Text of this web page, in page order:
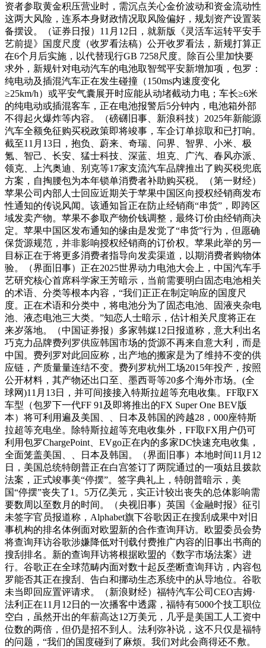
资者参取黄金积压营业时，需沉点关心金价波动和资金流动性
这两大风险，连系本身财政情况取风险偏好，规划资产设置装
备摆设。（证券日报）11月12日，就新版《灵活车运转平安手
艺前提》国度尺度（收罗看法稿）公开收罗看法，新规打算正
在6个月后实施，以代替现行GB 7258尺度。除百公里加快要
求外，新规针对电动汽车的电池取智驾平安新增加项，包罗：
纯电动及插混汽车正在发生碰撞（150ms内速度变化
≥25km/h）或平安气囊展开时应能从动堵截动力电；车长≥6米
的纯电动或插混客车，正在电池报警后5分钟内，电池箱外部
不得起火爆炸等内容。（磅礴旧事、新浪科技）2025年新能源
汽车全额免征购买税政策即将竣事，车企订单掠取和已打响。
截至11月13日，抱负、蔚来、奇瑞、问界、智界、小米、极
氪、智己、长安、猛士科技、深蓝、坦克、广汽、春风亦派、
领克、上汽奥迪、别克等17家支流汽车品牌推出了购买税兜底
方案，自掏腰包为本年锁单消费者补助购买税。（第一财经）
苹果公司内部人士回应近期关于苹果中国区向授权经销商发布
性通知的传说风闻。该通知旨正在防止经销商“串货”，即跨区
域发卖产物。苹果不参取产物价钱调整，最终订价由经销商决
定。苹果中国区发布通知的缘由是发觉了“串货”行为，但愿确
保货源规范，并非影响授权经销商的订价权。苹果此举的另一
目标正在于将更多消费者指导向发卖渠道，以期消费者购物体
验。（界面旧事）正在2025世界动力电池大会上，中国汽车手
艺研究核心首席科学家王芳暗示，当前需要明白固态电池相关
的术语、分类等根本内容，“我们正正在制定响应的国度尺
度。正在术语和分类中，将电池分为了固态电池、固液夹杂电
池、液态电池三大类。”知恋人士暗示，估计相关尺度将正在
来岁落地。（中国证券报）多家韩媒12日报道称，意大利出名
巧克力品牌费列罗供应韩国市场的货源不再来自意大利，而是
中国。费列罗对此回应称，出产地的搬家是为了维持不变的供
应链，产质量量连结不变。费列罗杭州工场2015年投产，按照
公开材料，其产物还出口至、墨西哥等20多个海外市场。(全
球网)11月13日，并可间接接入特斯拉超等充电收集。FF取FX
车型（包罗下一代FF 91及即将推出的FX Super One BEV版
本）将可利用遍及美国、、日本及韩国的跨越28，000座特斯
拉超等充电坐。除特斯拉超等充电收集外，FF取FX用户仍可
利用包罗ChargePoint、EVgo正在内的多家DC快速充电收集，
全面笼盖美国、、日本及韩国。（界面旧事）本地时间11月12
日，美国总统特朗普正在白宫签订了两院通过的一项姑且拨款
法案，正式竣事美“停摆”。签字典礼上，特朗普暗示，美
国“停摆”丧失了1。5万亿美元，实正计较出丧失的总体影响需
要数周以至数月的时间。（央视旧事）英国《金融时报》征引
未签字官员报道称，Alphabet旗下谷歌因正在搜刮成果中对旧
事机构的排名体例面对欧盟新的合作查询拜访。欧盟委员会势
将查询拜访谷歌涉嫌降低对刊载付费推广内容的旧事出书商的
搜刮排名。新的查询拜访将根据欧盟的《数字市场法案》进
行。谷歌正在全球范畴内面对数十起反垄断查询拜访，内容包
罗能否其正在搜刮、告白和挪动生态系统中的从导地位。谷歌
未当即回应置评请求。（新浪财经）福特汽车公司CEO吉姆·
法利正在11月12日的一次播客中透露，福特有5000个技工职位
空白，虽然开出的年薪高达12万美元，几乎是美国工人工资中
位数的两倍，但仍是招不到人。法利弥补说，这不只仅是福特
的问题，“我们的国度碰到了麻烦。我们对此会商得还不敷。